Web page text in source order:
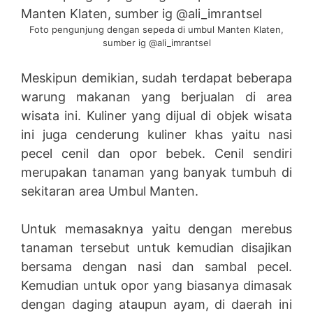
Foto pengunjung dengan sepeda di umbul Manten Klaten,
sumber ig @ali_imrantsel
Meskipun demikian, sudah terdapat beberapa
warung makanan yang berjualan di area
wisata ini. Kuliner yang dijual di objek wisata
ini juga cenderung kuliner khas yaitu nasi
pecel cenil dan opor bebek. Cenil sendiri
merupakan tanaman yang banyak tumbuh di
sekitaran area Umbul Manten.
Untuk memasaknya yaitu dengan merebus
tanaman tersebut untuk kemudian disajikan
bersama dengan nasi dan sambal pecel.
Kemudian untuk opor yang biasanya dimasak
dengan daging ataupun ayam, di daerah ini